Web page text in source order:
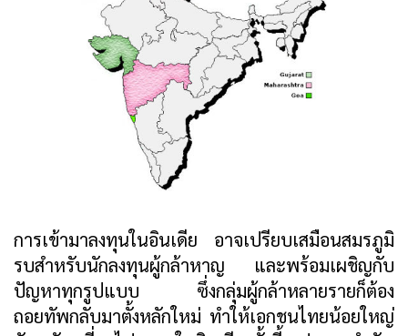
การเข้ามาลงทุนในอินเดีย อาจเปรียบเสมือนสมรภูมิ
รบสำหรับนักลงทุนผู้กล้าหาญ และพร้อมเผชิญกับ
ปัญหาทุกรูปแบบ ซึ่งกลุ่มผู้กล้าหลายรายก็ต้อง
ถอยทัพกลับมาตั้งหลักใหม่ ทำให้เอกชนไทยน้อยใหญ่